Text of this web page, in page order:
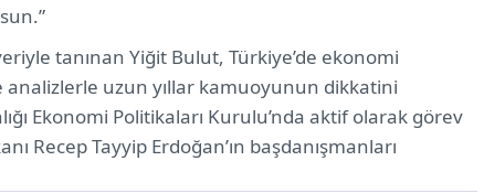
tanınan Yiğit Bulut, Türkiye’de ekonomi
analizlerle uzun yıllar kamuoyunun dikkatini
Ekonomi Politikaları Kurulu’nda aktif olarak görev
Recep Tayyip Erdoğan’ın başdanışmanları